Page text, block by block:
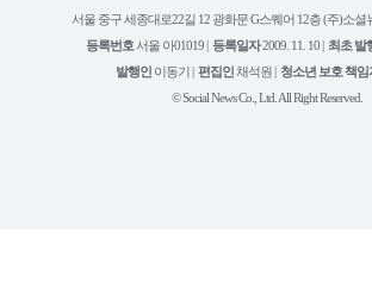
스
타
램
서울 중구 세종대로22길 12 광화문 G스퀘어 12층 (주)소셜
등록번호 서울 아01019 | 등록일자2009. 11. 10 | 최초 발
발행인 이동기 | 편집인채석원 | 청소년 보호 책임
© Social News Co., Ltd. All Right Reserved.